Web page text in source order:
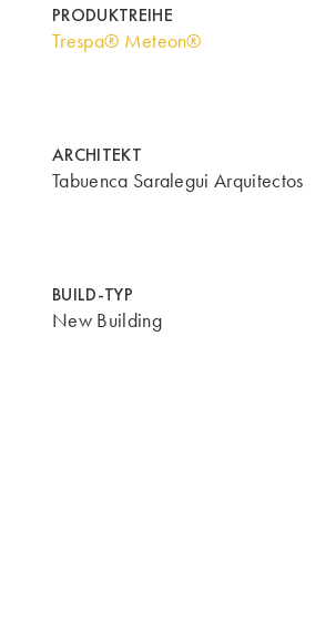
PRODUKTREIHE
Trespa® Meteon®
ARCHITEKT
Tabuenca Saralegui Arquitectos
BUILD-TYP
New Building